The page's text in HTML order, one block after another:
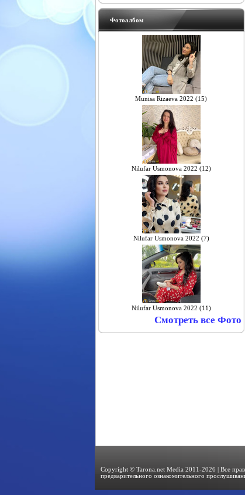
Фотоалбом
Munisa Rizaeva 2022 (15)
Nilufar Usmonova 2022 (12)
Nilufar Usmonova 2022 (7)
Nilufar Usmonova 2022 (11)
Смотреть все Фото
Copyright © Tarona.net Media 2011-2026 | Все
предварительного ознакомительного